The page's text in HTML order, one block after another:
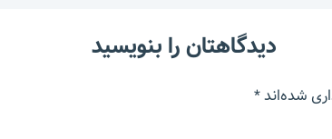
دیدگاهتان را بنویسید
شده‌اند*